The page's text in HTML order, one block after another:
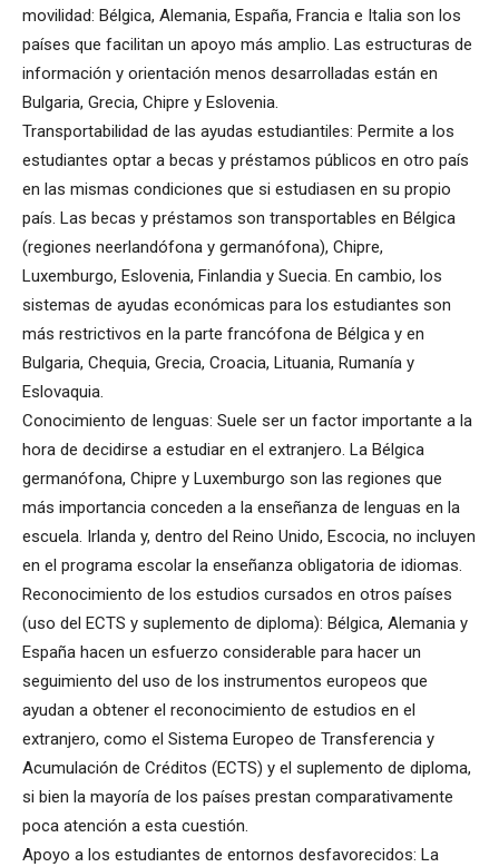
movilidad: Bélgica, Alemania, España, Francia e Italia son los
países que facilitan un apoyo más amplio. Las estructuras de
información y orientación menos desarrolladas están en
Bulgaria, Grecia, Chipre y Eslovenia.
Transportabilidad de las ayudas estudiantiles: Permite a los
estudiantes optar a becas y préstamos públicos en otro país
en las mismas condiciones que si estudiasen en su propio
país. Las becas y préstamos son transportables en Bélgica
(regiones neerlandófona y germanófona), Chipre,
Luxemburgo, Eslovenia, Finlandia y Suecia. En cambio, los
sistemas de ayudas económicas para los estudiantes son
más restrictivos en la parte francófona de Bélgica y en
Bulgaria, Chequia, Grecia, Croacia, Lituania, Rumanía y
Eslovaquia.
Conocimiento de lenguas: Suele ser un factor importante a la
hora de decidirse a estudiar en el extranjero. La Bélgica
germanófona, Chipre y Luxemburgo son las regiones que
más importancia conceden a la enseñanza de lenguas en la
escuela. Irlanda y, dentro del Reino Unido, Escocia, no incluyen
en el programa escolar la enseñanza obligatoria de idiomas.
Reconocimiento de los estudios cursados en otros países
(uso del ECTS y suplemento de diploma): Bélgica, Alemania y
España hacen un esfuerzo considerable para hacer un
seguimiento del uso de los instrumentos europeos que
ayudan a obtener el reconocimiento de estudios en el
extranjero, como el Sistema Europeo de Transferencia y
Acumulación de Créditos (ECTS) y el suplemento de diploma,
si bien la mayoría de los países prestan comparativamente
poca atención a esta cuestión.
Apoyo a los estudiantes de entornos desfavorecidos: La